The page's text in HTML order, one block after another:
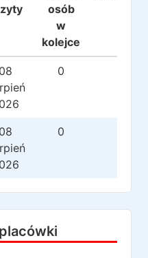
osób
w
kolejce
08
0
08
0